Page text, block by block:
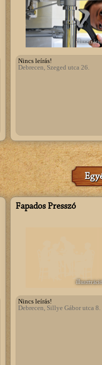
illusztráció
Nincs leírás!
Debrecen, Szeged utca 26.
Fapados Presszó
illusztráció
Nincs leírás!
Debrecen, Sillye Gábor utca 8.